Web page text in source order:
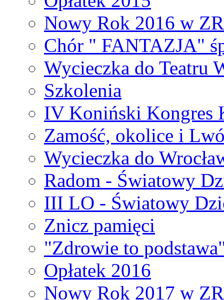
Nowy Rok 2016 w
Chór " FANTAZJA"
Wycieczka do Teatru
Szkolenia
IV Koniński Kongres
Zamość, okolice i
Wycieczka do
Radom - Światowy
III LO - Światowy
Znicz pamięci
"Zdrowie to
Opłatek 2016
Nowy Rok 2017 w